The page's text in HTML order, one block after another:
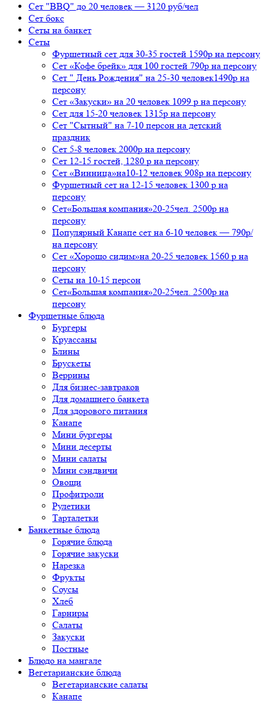
Сет "BBQ" до 20 человек — 3120 руб/чел
Сет бокс
Сеты на банкет
Сеты
Фуршетный сет для 30-35 гостей 1590р на персону
Сет «Кофе брейк» для 100 гостей 790р на персону
Сет " День Рождения" на 25-30 человек1490р на
персону
Сет «Закуски» на 20 человек 1099 р на персону
Сет для 15-20 человек 1315р на персону
Сет "Сытный" на 7-10 персон на детский
праздник
Сет 5-8 человек 2000р на персону
Сет 12-15 гостей, 1280 р на персону
Сет «Винница»на10-12 человек 908р на персону
Фуршетный сет на 12-15 человек 1300 р на
персону
Сет«Большая компания»20-25чел. 2500р на
персону
Популярный Канапе сет на 6-10 человек — 790р/
на персону
Сет «Хорошо сидим»на 20-25 человек 1560 р на
персону
Сеты на 10-15 персон
Сет«Большая компания»20-25чел. 2500р на
персону
Фуршетные блюда
Бургеры
Круассаны
Блины
Брускеты
Веррины
Для бизнес-завтраков
Для домашнего банкета
Для здорового питания
Канапе
Мини бургеры
Мини десерты
Мини салаты
Мини сэндвичи
Овощи
Профитроли
Рулетики
Тарталетки
Банкетные блюда
Горячие блюда
Горячие закуски
Нарезка
Фрукты
Соусы
Хлеб
Гарниры
Салаты
Закуски
Постные
Блюдо на мангале
Вегетарианские блюда
Вегетарианские салаты
Канапе